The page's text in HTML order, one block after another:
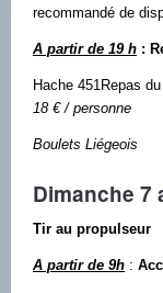
recommandé de
A partir de 19 h :
Hache 451Repas
18 € / personne
Boulets Liégeois
Dimanche 7
Tir au propulseur
A partir de 9h :